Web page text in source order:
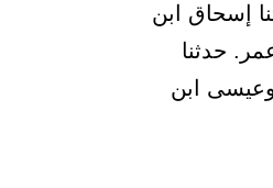
إسحاق ابن
حدثنا
ابن